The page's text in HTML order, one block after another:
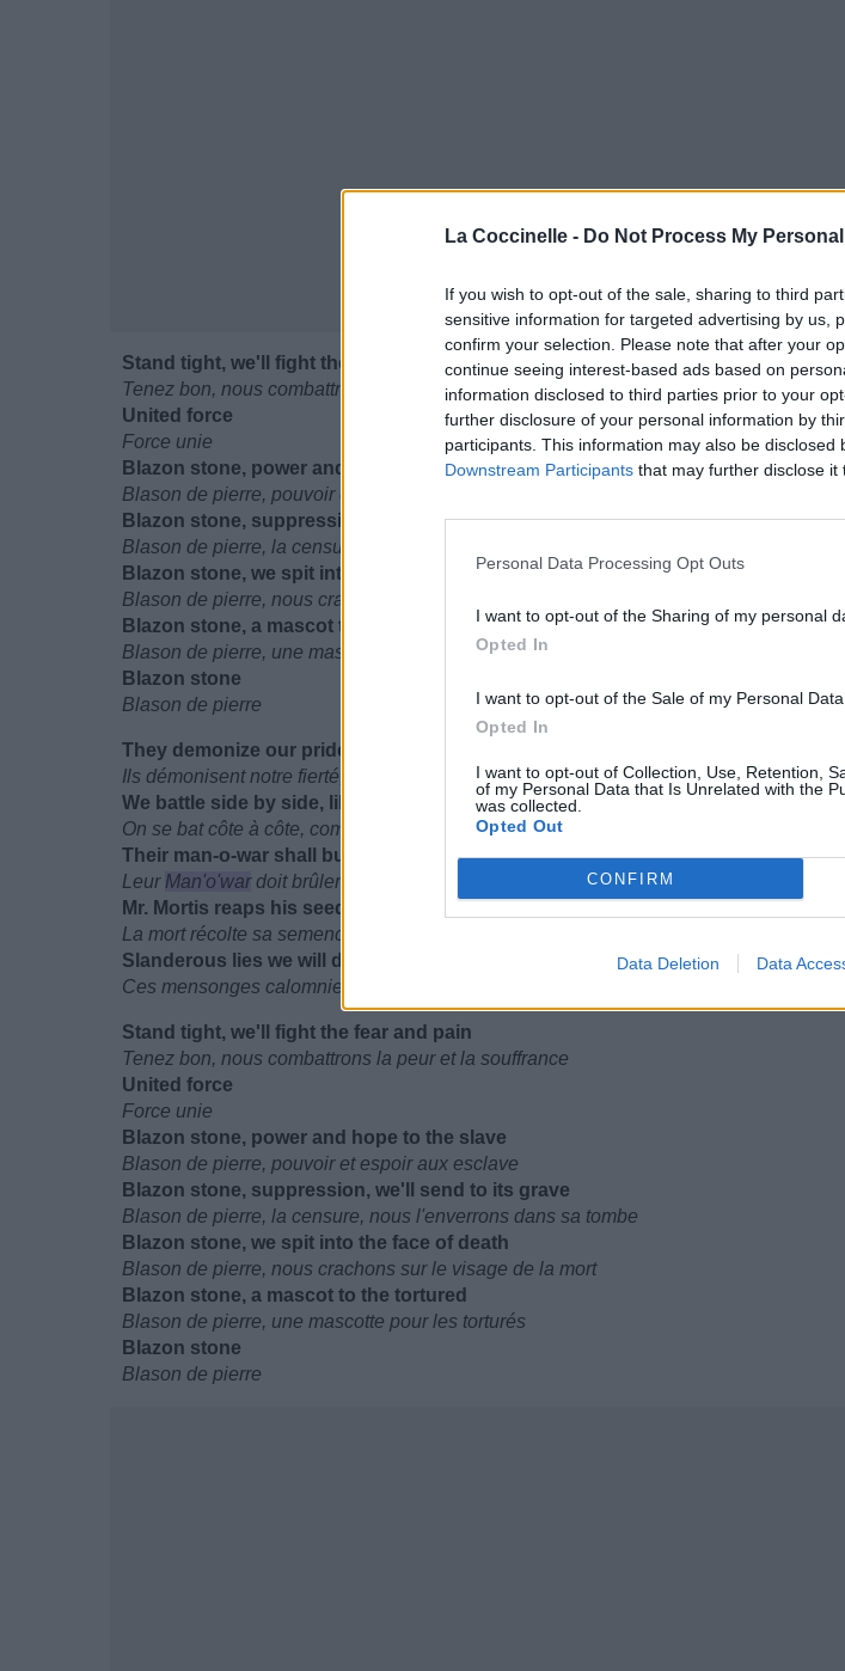
La Coccinelle - Do Not Process My
If you wish to opt-out of the sale, sharing to third
sensitive information for targeted advertising by us,
confirm your selection. Please note that after your
continue seeing interest-based ads based on
information disclosed to third parties prior to your
further disclosure of your personal information by
participants. This information may also be disclosed
Downstream Participants that may further disclose it
Personal Data Processing Opt Outs
I want to opt-out of the Sharing of my personal
Opted In
I want to opt-out of the Sale of my Personal Data.
Opted In
I want to opt-out of Collection, Use, Retention,
of my Personal Data that Is Unrelated with the
was collected.
Opted Out
CONFIRM
Data Deletion Data
Stand tight, we'll fight the fear and pain
Tenez bon, nous combattrons la peur et la souffrance
United force
Force unie
Blazon stone, power and hope to the slave
Blason de pierre, pouvoir et espoir aux esclave
Blazon stone, suppression, we'll send to its grave
Blason de pierre, la censure, nous l'enverrons dans sa tombe
Blazon stone, we spit into the face of death
Blason de pierre, nous crachons sur le visage de la mort
Blazon stone, a mascot to the tortured
Blason de pierre, une mascotte pour les torturés
Blazon stone
Blason de pierre
They demonize our pride, blood on blood, we can't submit
Ils démonisent notre fierté, sang sur sang, on ne peut plus de le subir
We battle side by side, like a pounding ram that hits their head
On se bat côte à côte, comme un bélier qui frappe de sa tête
Their man-o-war shall burn
Leur Man'o'wardoit brûler
Mr. Mortis reaps his seed the point of no return
La mort récolte sa semence, c'est le point de non retour
Slanderous lies we will defeat
Ces mensonges calomnieux, nous les vaincrons
Stand tight, we'll fight the fear and pain
Tenez bon, nous combattrons la peur et la souffrance
United force
Force unie
Blazon stone, power and hope to the slave
Blason de pierre, pouvoir et espoir aux esclave
Blazon stone, suppression, we'll send to its grave
Blason de pierre, la censure, nous l'enverrons dans sa tombe
Blazon stone, we spit into the face of death
Blason de pierre, nous crachons sur le visage de la mort
Blazon stone, a mascot to the tortured
Blason de pierre, une mascotte pour les torturés
Blazon stone
Blason de pierre